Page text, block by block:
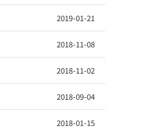
2019-01-21
2018-11-08
2018-11-02
2018-09-04
2018-01-15